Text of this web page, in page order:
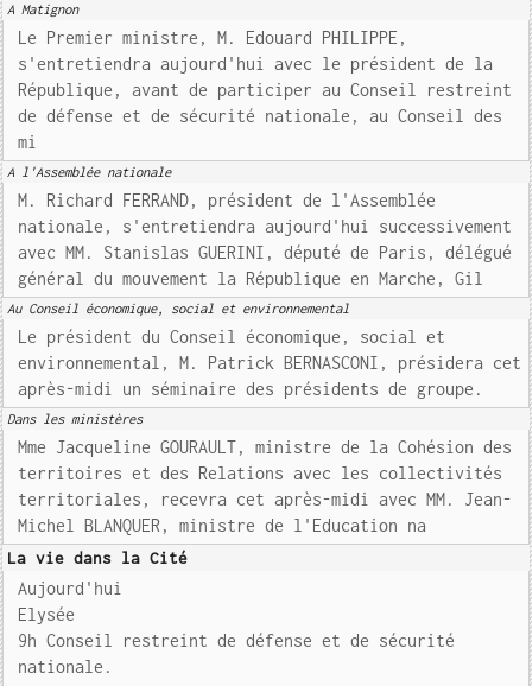
A Matignon
Le Premier ministre, M. Edouard PHILIPPE,
s'entretiendra aujourd'hui avec le président de la
République, avant de participer au Conseil restreint
de défense et de sécurité nationale, au Conseil des
mi
A l'Assemblée nationale
M. Richard FERRAND, président de l'Assemblée
nationale, s'entretiendra aujourd'hui successivement
avec MM. Stanislas GUERINI, député de Paris, délégué
général du mouvement la République en Marche, Gil
Au Conseil économique, social et environnemental
Le président du Conseil économique, social et
environnemental, M. Patrick BERNASCONI, présidera cet
après-midi un séminaire des présidents de groupe.
Dans les ministères
Mme Jacqueline GOURAULT, ministre de la Cohésion des
territoires et des Relations avec les collectivités
territoriales, recevra cet après-midi avec MM. Jean-
Michel BLANQUER, ministre de l'Education na
La vie dans la Cité
Aujourd'hui
Elysée
9h Conseil restreint de défense et de sécurité
nationale.